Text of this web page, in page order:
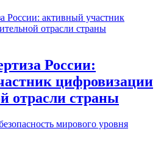
России:
цифровизации
отрасли страны